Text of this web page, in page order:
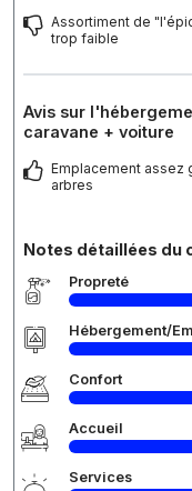
Assortiment de
trop faible
Avis sur
caravane + voiture
Emplacement assez
arbres
Notes détaillées du
Propreté
Hébergement/
Confort
Accueil
Services